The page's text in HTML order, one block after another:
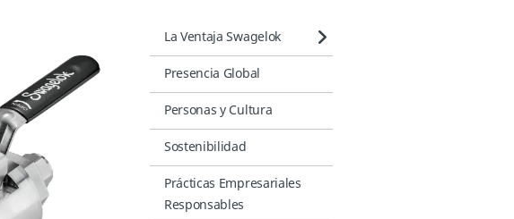
La Ventaja Swagelok
Presencia Global
Personas y Cultura
Sostenibilidad
Prácticas Empresariales
Responsables